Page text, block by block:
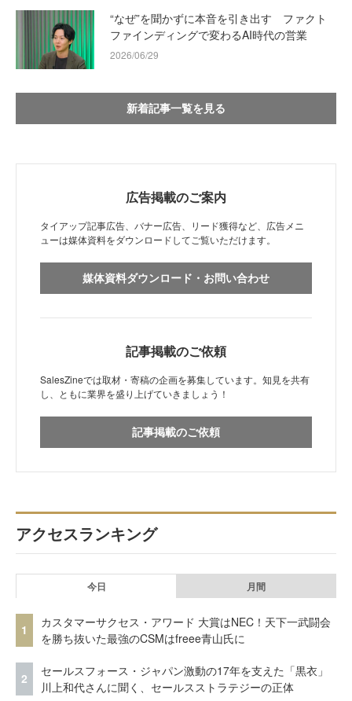
“なぜ”を聞かずに本音を引き出す ファクト
ファインディングで変わるAI時代の営業
2026/06/29
新着記事一覧を見る
広告掲載のご案内
タイアップ記事広告、バナー広告、リード獲得など、広告メニ
ューは媒体資料をダウンロードしてご覧いただけます。
媒体資料ダウンロード・お問い合わせ
記事掲載のご依頼
SalesZineでは取材・寄稿の企画を募集しています。知見を共有
し、ともに業界を盛り上げていきましょう！
記事掲載のご依頼
アクセスランキング
今日 月間
1
カスタマーサクセス・アワード 大賞はNEC！天下一武闘会
を勝ち抜いた最強のCSMはfreee青山氏に
2
セールスフォース・ジャパン激動の17年を支えた「黒衣」
川上和代さんに聞く、セールスストラテジーの正体